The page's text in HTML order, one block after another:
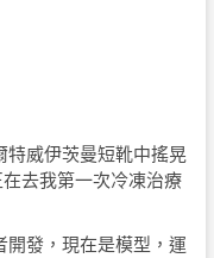
特威伊茨曼短靴中搖晃
去我第一次冷凍治療
開發，現在是模型，運